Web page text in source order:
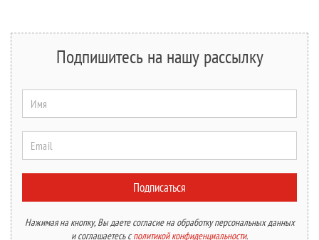
Подпишитесь на нашу рассылку
Имя
Email
Подписаться
Нажимая на кнопку, Вы даете согласие на обработку персональных данных
и соглашаетесь сполитикой конфиденциальности.